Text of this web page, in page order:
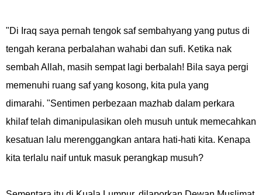
"Di Iraq saya pernah tengok saf sembahyang yang putus di
tengah kerana perbalahan wahabi dan sufi. Ketika nak
sembah Allah, masih sempat lagi berbalah! Bila saya pergi
memenuhi ruang saf yang kosong, kita pula yang
dimarahi. "Sentimen perbezaan mazhab dalam perkara
khilaf telah dimanipulasikan oleh musuh untuk memecahkan
kesatuan lalu merenggangkan antara hati-hati kita. Kenapa
kita terlalu naif untuk masuk perangkap musuh?